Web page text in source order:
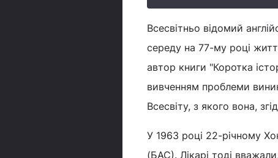
Всесвітньо відомий
середу на 77-му році
автор книги "Коротка
вивченням проблеми
Всесвіту, з якого вона,
У 1963 році 22-річному
(БАС). Лікарі тоді